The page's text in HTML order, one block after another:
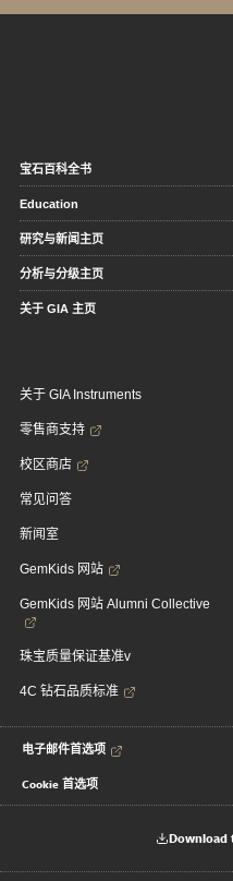
宝石百科全书
Education
研究与新闻主页
分析与分级主页
关于 GIA 主页
关于 GIA Instruments
零售商支持
校区商店
常见问答
新闻室
GemKids 网站
GemKids 网站 Alumni Collective
珠宝质量保证基准v
4C 钻石品质标准
电子邮件首选项
Cookie 首选项
Download